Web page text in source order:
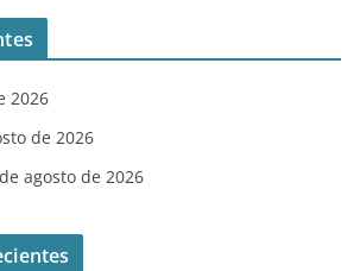
2026
de 2026
agosto de 2026